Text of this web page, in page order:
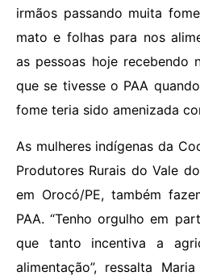
irmãos passando muita
mato e folhas para nos
as pessoas hoje recebendo
que se tivesse o PAA
fome teria sido amenizada
As mulheres indígenas da
Produtores Rurais do Vale
em Orocó/PE, também
PAA. “Tenho orgulho em
que tanto incentiva a
alimentação”, ressalta